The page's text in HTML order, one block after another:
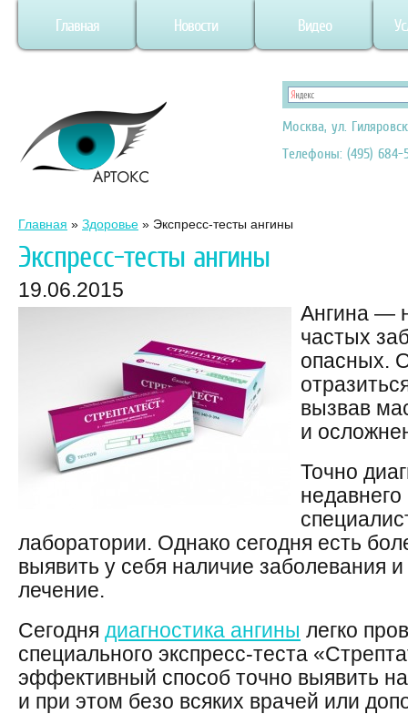
Главная Новости Видео
Москва, ул.
Телефоны: (495) 684-
Главная » Здоровье » Экспресс-тесты ангины
Экспресс-тесты ангины
19.06.2015
Ангина —
частых
опасных.
вызвав
и
Точно
лаборатории. Однако сегодня есть
выявить у себя наличие заболевания
лечение.
Сегодня диагностика ангины легко
специального экспресс-теста
эффективный способ точно выявить
и при этом безо всяких врачей или